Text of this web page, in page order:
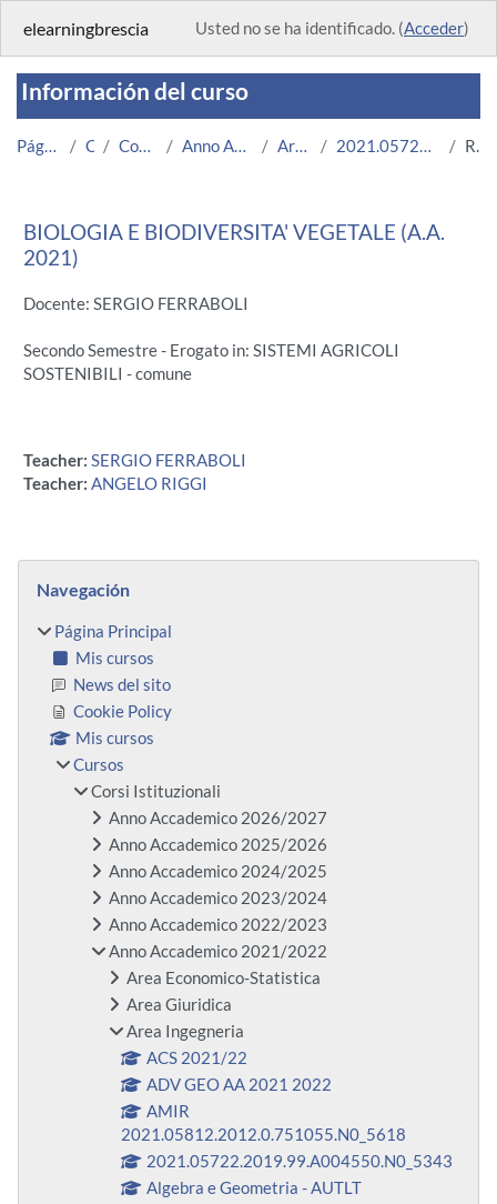
elearningbrescia Usted no se ha identificado. (Acceder)
Información del curso
Página Principal Cursos Corsi Istituzionali Anno Accademico 2021/2022 Area Ingegneria 2021.05722.2019.99.A004622.N0_5354 Resumen
BIOLOGIA E BIODIVERSITA' VEGETALE (A.A.
2021)
Docente: SERGIO FERRABOLI
Secondo Semestre - Erogato in: SISTEMI AGRICOLI
SOSTENIBILI - comune
Teacher: SERGIO FERRABOLI
Teacher: ANGELO RIGGI
Bloques
Navegación
Página Principal
Mis cursos
News del sito
Cookie Policy
Mis cursos
Cursos
Corsi Istituzionali
Anno Accademico 2026/2027
Anno Accademico 2025/2026
Anno Accademico 2024/2025
Anno Accademico 2023/2024
Anno Accademico 2022/2023
Anno Accademico 2021/2022
Area Economico-Statistica
Area Giuridica
Area Ingegneria
ACS 2021/22
ADV GEO AA 2021 2022
AMIR
2021.05812.2012.0.751055.N0_5618
2021.05722.2019.99.A004550.N0_5343
Algebra e Geometria - AUTLT